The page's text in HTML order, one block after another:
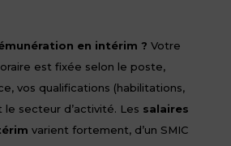
en intérim ? Votre
est fixée selon le poste,
vos qualifications (habilitations,
le secteur d’activité. Les salaires
varient fortement, d’un SMIC